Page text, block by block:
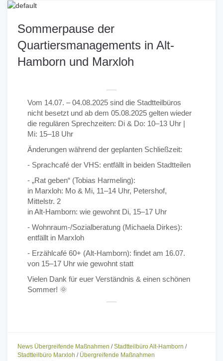
Sommerpause der
Quartiersmanagements in Alt-
Hamborn und Marxloh
Vom 14.07. – 04.08.2025 sind die Stadtteilbüros
nicht besetzt und ab dem 05.08.2025 gelten wieder
die regulären Sprechzeiten: Di & Do: 10–13 Uhr |
Mi: 15–18 Uhr
Änderungen während der geplanten Schließzeit:
- Sprachcafé der VHS: entfällt in beiden Stadtteilen
- „Rat geben“ (Tobias Harmeling):
in Marxloh: Mo & Mi, 11–14 Uhr, Petershof,
Mittelstr. 2
in Alt-Hamborn: wie gewohnt Di, 15–17 Uhr
- Wohnraum-/Sozialberatung (Michaela Dirkes):
entfällt in Marxloh
- Erzählcafé 60+ (Alt-Hamborn): findet am 16.07.
von 15–17 Uhr wie gewohnt statt
Vielen Dank für euer Verständnis & einen schönen
Sommer! 🌞
News Übergreifende Maßnahmen /Stadtteilbüro Alt-Hamborn /
Stadtteilbüro Marxloh / Übergreifende Maßnahmen